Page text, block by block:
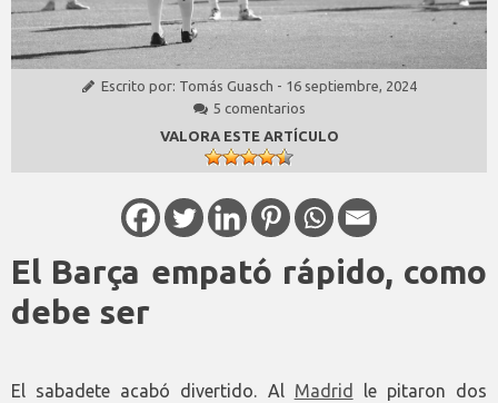
Escrito por: Tomás Guasch - 16 septiembre, 2024
5 comentarios
VALORA ESTE ARTÍCULO
El Barça empató rápido, como
debe ser
El sabadete acabó divertido. Al Madrid
le pitaron dos